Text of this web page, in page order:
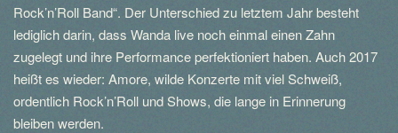
Rock’n’Roll Band“. Der Unterschied zu letztem Jahr besteht
lediglich darin, dass Wanda live noch einmal einen Zahn
zugelegt und ihre Performance perfektioniert haben. Auch 2017
heißt es wieder: Amore, wilde Konzerte mit viel Schweiß,
ordentlich Rock’n’Roll und Shows, die lange in Erinnerung
bleiben werden.